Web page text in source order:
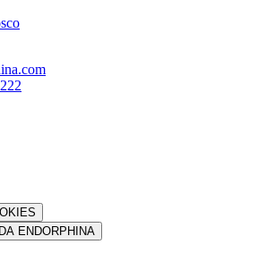
ENDORPHINA